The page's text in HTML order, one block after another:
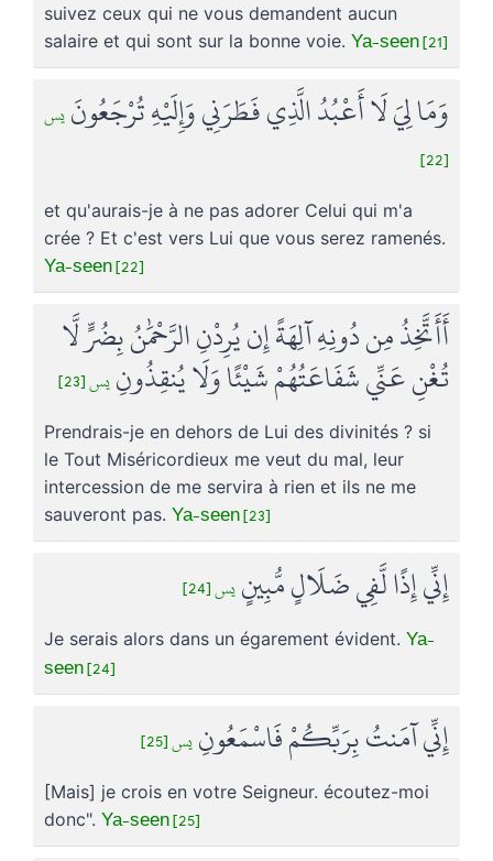
suivez ceux qui ne vous demandent aucun
salaire et qui sont sur la bonne voie. Ya-seen [21]
وَمَا لِيَ لَا أَعْبُدُ الَّذِي فَطَرَنِي وَإِلَيْهِ تُرْجَعُونَ يس
[22]
et qu'aurais-je à ne pas adorer Celui qui m'a
crée ? Et c'est vers Lui que vous serez ramenés.
Ya-seen [22]
أَأَتَّخِذُ مِن دُونِهِ آلِهَةً إِن يُرِدْنِ الرَّحْمَٰنُ بِضُرٍّ لَّا
تُغْنِ عَنِّي شَفَاعَتُهُمْ شَيْئًا وَلَا يُنقِذُونِ يس [23]
Prendrais-je en dehors de Lui des divinités ? si
le Tout Miséricordieux me veut du mal, leur
intercession de me servira à rien et ils ne me
sauveront pas. Ya-seen [23]
إِنِّي إِذًا لَّفِي ضَلَالٍ مُّبِينٍ يس [24]
Je serais alors dans un égarement évident. Ya-
seen [24]
إِنِّي آمَنتُ بِرَبِّكُمْ فَاسْمَعُونِ يس [25]
[Mais] je crois en votre Seigneur. écoutez-moi
donc". Ya-seen [25]